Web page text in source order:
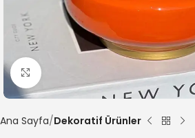
Büyütmek için tıklayın
Ana Sayfa Dekoratif Ürünler